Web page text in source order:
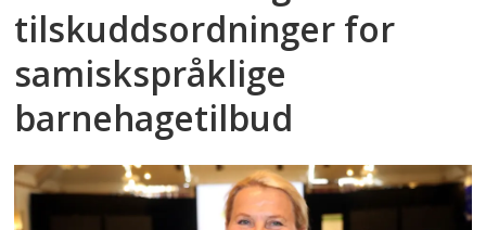
tilskuddsordninger for
samiskspråklige
barnehagetilbud